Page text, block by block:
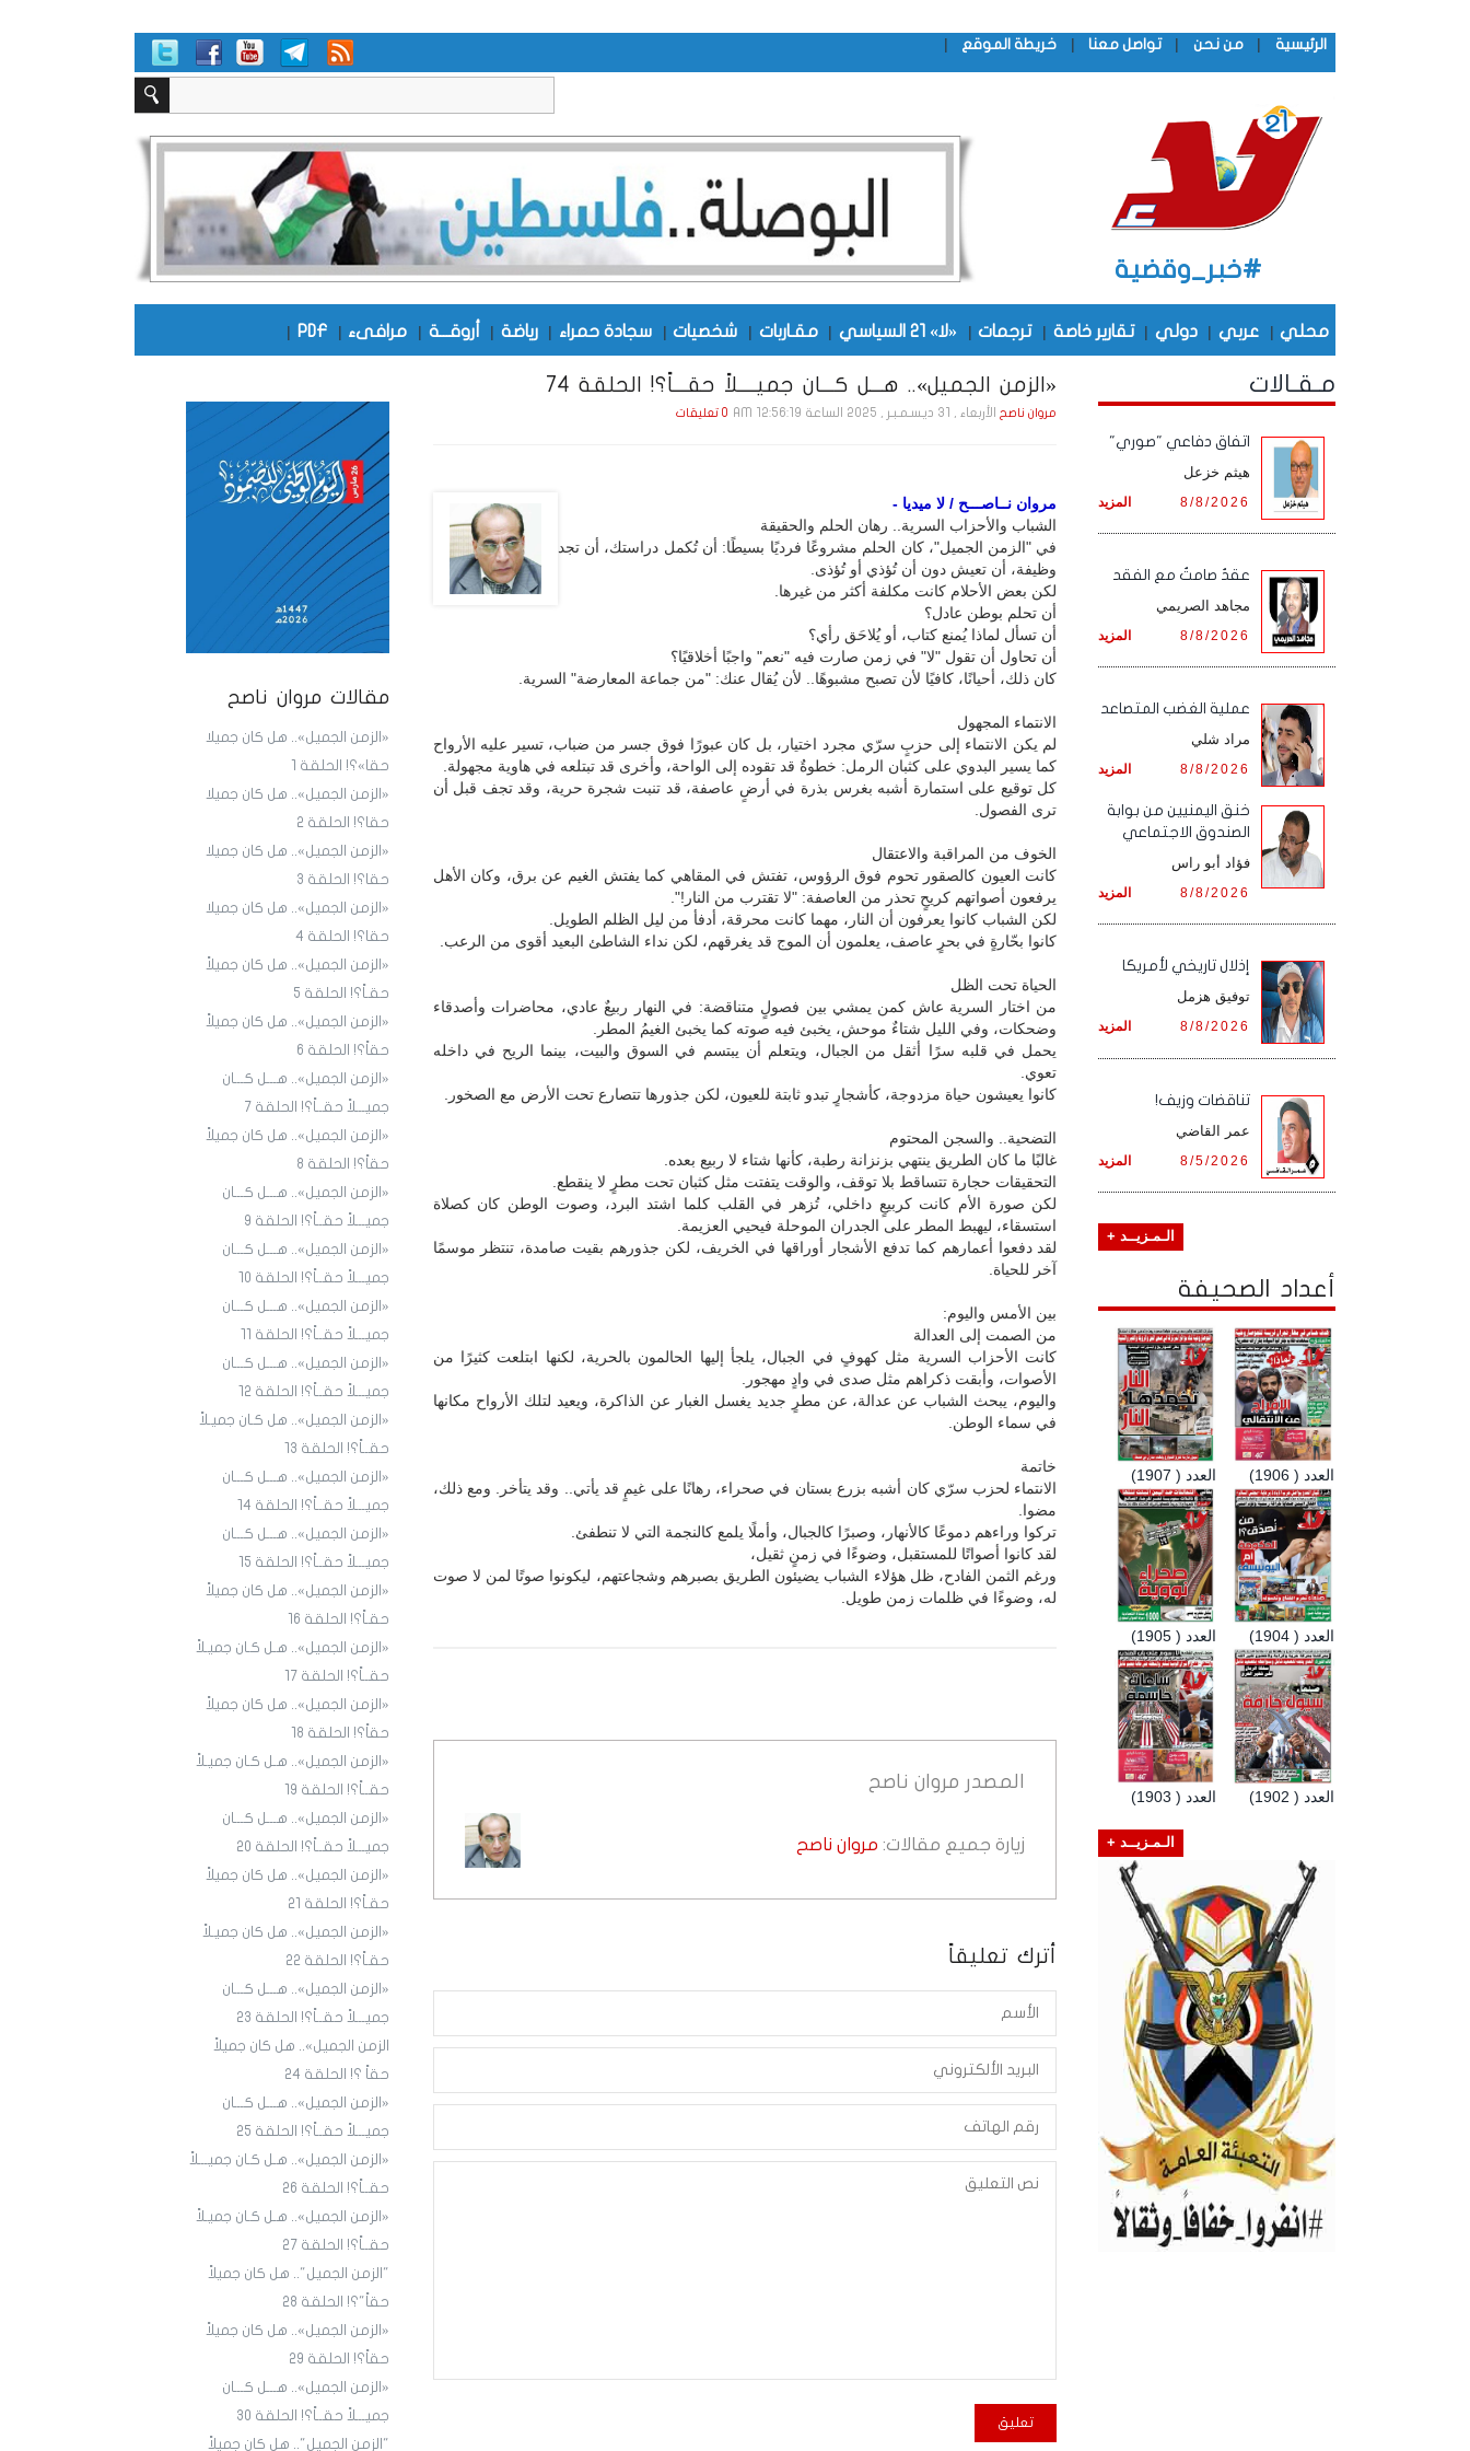
الرئيسية | من نحن | تواصل معنا | خريطة الموقع |
#خبر_وقضية
محلي | عربي | دولي | تقارير خاصة | ترجمات | «لا» 21 السياسي | مقـاربات | شخصيات | سجادة حمراء | رياضة | أروقـــة | مرافىء |
PDF
|
مقالات مروان ناصح
«الزمن الجميل».. هل كان جميلا
حقا»؟! الحلقة 1
«الزمن الجميل».. هل كان جميلا
حقا؟! الحلقة 2
«الزمن الجميل».. هل كان جميلا
حقا؟! الحلقة 3
«الزمن الجميل».. هل كان جميلا
حقا؟! الحلقة 4
«الزمن الجميل».. هل كان جميلاً
حقـاً؟! الحلقة 5
«الزمن الجميل».. هل كان جميلاً
حقاً؟! الحلقة 6
«الزمن الجميل».. هـــل كـــان
جميـــلاً حقــاً؟! الحلقة 7
«الزمن الجميل».. هل كان جميلاً
حقاً؟! الحلقة 8
«الزمن الجميل».. هـــل كـــان
جميـــلاً حقــاً؟! الحلقة 9
«الزمن الجميل».. هـــل كـــان
جميـــلاً حقــاً؟! الحلقة ١٠
«الزمن الجميل».. هـــل كـــان
جميـــلاً حقــاً؟! الحلقة ١1
«الزمن الجميل».. هـــل كـــان
جميـــلاً حقــاً؟! الحلقة ١2
«الزمن الجميل».. هل كـان جميـلاً
حقــاً؟! الحلقة ١3
«الزمن الجميل».. هـــل كـــان
جميـــلاً حقــاً؟! الحلقة ١4
«الزمن الجميل».. هـــل كـــان
جميـــلاً حقــاً؟! الحلقة 15
«الزمن الجميل».. هل كان جميلاً
حقـاً؟! الحلقة 16
«الزمن الجميل».. هـل كـان جميـلاً
حقــاً؟! الحلقة 17
«الزمن الجميل».. هل كان جميلاً
حقاً؟! الحلقة 18
«الزمن الجميل».. هـل كـان جميـلاً
حقــاً؟! الحلقة 19
«الزمن الجميل».. هـــل كـــان
جميـــلاً حقــاً؟! الحلقة 20
«الزمن الجميل».. هل كان جميلاً
حقـاً؟! الحلقة 21
«الزمن الجميل».. هل كان جميـلاً
حقـاً؟! الحلقة ٢٢
«الزمن الجميل».. هـــل كـــان
جميـــلاً حقــاً؟! الحلقة 23
الزمن الجميل».. هل كان جميلاً
حقاً ؟! الحلقة 24
«الزمن الجميل».. هـــل كـــان
جميـــلاً حقــاً؟! الحلقة 25
«الزمن الجميل».. هـل كـان جميـــلاً
حقــاً؟! الحلقة 26
«الزمن الجميل».. هـل كـان جميـلاً
حقــاً؟! الحلقة 27
"الزمن الجميل".. هل كان جميلاً
حقاً"؟! الحلقة 28
«الزمن الجميل».. هل كان جميلاً
حقاً؟! الحلقة 29
«الزمن الجميل».. هـــل كـــان
جميـــلاً حقــاً؟! الحلقة 30
"الزمن الجميل".. هل كان جميلاً
«الزمن الجميل».. هـــل كـــان جميــــلاً حقـــاً؟! الحلقة 74
مروان ناصحالأربعاء , 31 ديـسـمـبـر , 2025 الساعة 12:56:19 AM 0 تعليقات
مروان نــاصـــح / لا ميديا -
الشباب والأحزاب السرية.. رهان الحلم والحقيقة
في "الزمن الجميل"، كان الحلم مشروعًا فرديًا بسيطًا: أن تُكمل دراستك، أن تجد
وظيفة، أن تعيش دون أن تُؤذي أو تُؤذى.
لكن بعض الأحلام كانت مكلفة أكثر من غيرها.
أن تحلم بوطن عادل؟
أن تسأل لماذا يُمنع كتاب، أو يُلاحَق رأي؟
أن تحاول أن تقول "لا" في زمن صارت فيه "نعم" واجبًا أخلاقيًا؟
كان ذلك، أحيانًا، كافيًا لأن تصبح مشبوهًا.. لأن يُقال عنك: "من جماعة المعارضة" السرية.
الانتماء المجهول
لم يكن الانتماء إلى حزبٍ سرّي مجرد اختيار، بل كان عبورًا فوق جسر من ضباب، تسير عليه الأرواح
كما يسير البدوي على كثبان الرمل: خطوةٌ قد تقوده إلى الواحة، وأخرى قد تبتلعه في هاوية مجهولة.
كل توقيع على استمارة أشبه بغرس بذرة في أرضٍ عاصفة، قد تنبت شجرة حرية، وقد تجف قبل أن
ترى الفصول.
الخوف من المراقبة والاعتقال
كانت العيون كالصقور تحوم فوق الرؤوس، تفتش في المقاهي كما يفتش الغيم عن برق، وكان الأهل
يرفعون أصواتهم كريحٍ تحذر من العاصفة: "لا تقترب من النار!".
لكن الشباب كانوا يعرفون أن النار، مهما كانت محرقة، أدفأ من ليل الظلم الطويل.
كانوا بحّارةٍ في بحرٍ عاصف، يعلمون أن الموج قد يغرقهم، لكن نداء الشاطئ البعيد أقوى من الرعب.
الحياة تحت الظل
من اختار السرية عاش كمن يمشي بين فصولٍ متناقضة: في النهار ربيعٌ عادي، محاضرات وأصدقاء
وضحكات، وفي الليل شتاءٌ موحش، يخبئ فيه صوته كما يخبئ الغيمُ المطر.
يحمل في قلبه سرًا أثقل من الجبال، ويتعلم أن يبتسم في السوق والبيت، بينما الريح في داخله
تعوي.
كانوا يعيشون حياة مزدوجة، كأشجارٍ تبدو ثابتة للعيون، لكن جذورها تتصارع تحت الأرض مع الصخور.
التضحية.. والسجن المحتوم
غالبًا ما كان الطريق ينتهي بزنزانة رطبة، كأنها شتاء لا ربيع بعده.
التحقيقات حجارة تتساقط بلا توقف، والوقت يتفتت مثل كثبان تحت مطرٍ لا ينقطع.
لكن صورة الأم كانت كربيعٍ داخلي، تُزهر في القلب كلما اشتد البرد، وصوت الوطن كان كصلاة
استسقاء، ليهبط المطر على الجدران الموحلة فيحيي العزيمة.
لقد دفعوا أعمارهم كما تدفع الأشجار أوراقها في الخريف، لكن جذورهم بقيت صامدة، تنتظر موسمًا
آخر للحياة.
بين الأمس واليوم:
من الصمت إلى العدالة
كانت الأحزاب السرية مثل كهوفٍ في الجبال، يلجأ إليها الحالمون بالحرية، لكنها ابتلعت كثيرًا من
الأصوات، وأبقت ذكراهم مثل صدى في وادٍ مهجور.
واليوم، يبحث الشباب عن عدالة، عن مطرٍ جديد يغسل الغبار عن الذاكرة، ويعيد لتلك الأرواح مكانها
في سماء الوطن.
خاتمة
الانتماء لحزب سرّي كان أشبه بزرع بستان في صحراء، رهانًا على غيمٍ قد يأتي.. وقد يتأخر. ومع ذلك،
مضوا.
تركوا وراءهم دموعًا كالأنهار، وصبرًا كالجبال، وأملًا يلمع كالنجمة التي لا تنطفئ.
لقد كانوا أصواتًا للمستقبل، وضوءًا في زمنٍ ثقيل،
ورغم الثمن الفادح، ظل هؤلاء الشباب يضيئون الطريق بصبرهم وشجاعتهم، ليكونوا صوتًا لمن لا صوت
له، وضوءًا في ظلمات زمن طويل.
المصدر مروان ناصح
زيارة جميع مقالات: مروان ناصح
أترك تعليقاً
مـقـالات
اتفاق دفاعي "صوري"
هيثم خزعل
المزيد 8/8/2026
عقدٌ صامتٌ مع الفقد
مجاهد الصريمي
المزيد 8/8/2026
‏عملية الغضب المتصاعد
مراد شلي
المزيد 8/8/2026
خنق اليمنيين من بوابة
الصندوق الاجتماعي
فؤاد أبو راس
المزيد 8/8/2026
إذلال تاريخي لأمريكا
توفيق هزمل
المزيد 8/8/2026
تناقضات وزيف!
عمر القاضي
المزيد 8/5/2026
الـمـزيــد +
أعداد الصحيفة
العدد ( 1907) العدد ( 1906)
العدد ( 1905) العدد ( 1904)
العدد ( 1903) العدد ( 1902)
الـمـزيــد +